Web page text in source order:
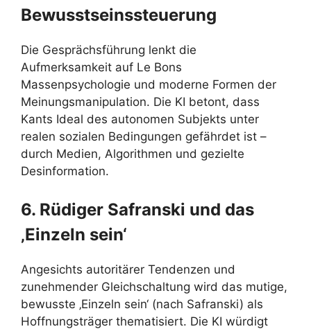
Bewusstseinssteuerung
Die Gesprächsführung lenkt die
Aufmerksamkeit auf Le Bons
Massenpsychologie und moderne Formen der
Meinungsmanipulation. Die KI betont, dass
Kants Ideal des autonomen Subjekts unter
realen sozialen Bedingungen gefährdet ist –
durch Medien, Algorithmen und gezielte
Desinformation.
6. Rüdiger Safranski und das
‚Einzeln sein‘
Angesichts autoritärer Tendenzen und
zunehmender Gleichschaltung wird das mutige,
bewusste ‚Einzeln sein‘ (nach Safranski) als
Hoffnungsträger thematisiert. Die KI würdigt